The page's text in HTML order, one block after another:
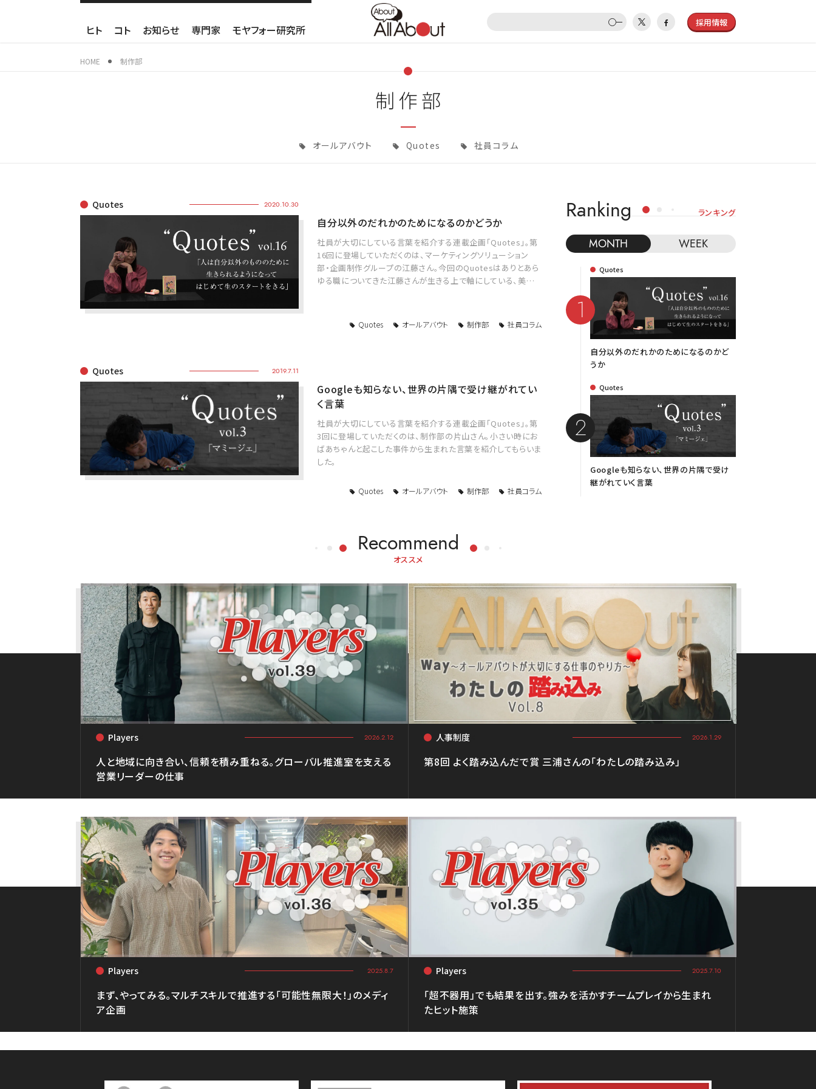
ヒト コト お知らせ 専門家 モヤフォー研究所
採用情報
HOME 制作部
制作部
オールアバウト Quotes 社員コラム
Quotes 2020.10.30
自分以外のだれかのためになるのかどうか
社員が大切にしている言葉を紹介する連載企画「Quotes」。第
16回に登場していただくのは、マーケティングソリューション
部・企画制作グループの江藤さん。今回のQuotesはありとあら
ゆる職についてきた江藤さんが生きる上で軸にしている、美…
Quotes オールアバウト 制作部 社員コラム
Quotes 2019.7.11
Googleも知らない、世界の片隅で受け継がれてい
く言葉
社員が大切にしている言葉を紹介する連載企画「Quotes」。第
3回に登場していただくのは、制作部の片山さん。小さい時にお
ばあちゃんと起こした事件から生まれた言葉を紹介してもらいま
した。
Quotes オールアバウト 制作部 社員コラム
Ranking ランキング
MONTH WEEK
Quotes
自分以外のだれかのためになるのかど
うか
Quotes
Googleも知らない、世界の片隅で受け
継がれていく言葉
Recommend
オススメ
Players 2026.2.12
人と地域に向き合い、信頼を積み重ねる。グローバル推進室を支える
営業リーダーの仕事
人事制度 2026.1.29
第8回 よく踏み込んだで賞 三浦さんの「わたしの踏み込み」
Players 2025.8.7
まず、やってみる。マルチスキルで推進する「可能性無限大！」のメディ
ア企画
Players 2025.7.10
「超不器用」でも結果を出す。強みを活かすチームプレイから生まれ
たヒット施策